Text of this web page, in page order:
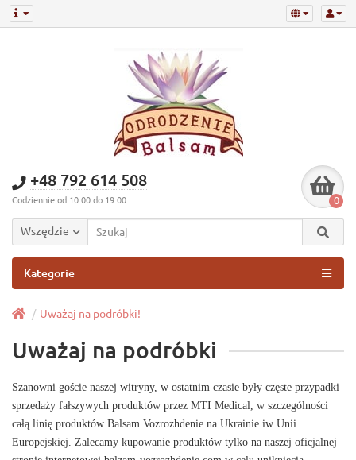
+48 792 614 508
Codziennie od 10.00 do 19.00 0
Wszędzie
Kategorie
Uważaj na podróbki!
Uważaj na podróbki
Szanowni goście naszej witryny, w ostatnim czasie były częste przypadki
sprzedaży fałszywych produktów przez MTI Medical, w szczególności
całą linię produktów Balsam Vozrozhdenie na Ukrainie iw Unii
Europejskiej. Zalecamy kupowanie produktów tylko na naszej oficjalnej